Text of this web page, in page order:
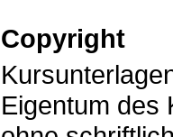
Copyright
Eigentum des